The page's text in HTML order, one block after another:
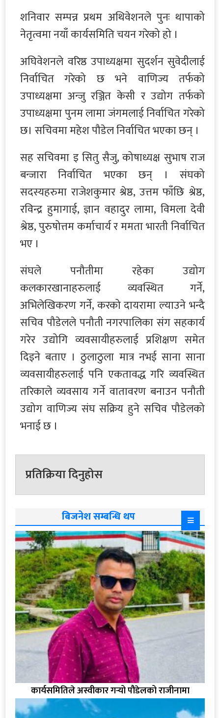
शनिवार सम्पन्न प्रथम अथिवेशनले पुनः थापाको
नेतृत्वमा नयाँ कार्यसमिति चयन गरेको हो ।
अघिवेशनले वरिष्ठ उपाध्यक्षमा सुदर्शन सुवेदीलाई
निर्वाचित गरेको छ भने वाणिज्य तर्फको
उपाध्यक्षमा अन्जु रञ्जित केसी र उद्योग तर्फको
उपाध्यक्षमा पुनम लामा जंगमलाई निर्वाचित गरेको
छ। सचिवमा महेश पौडेल निर्वाचित भएका छन् ।
सह सचिवमा इ सितु सैजु, कोषाध्यक्ष सुभाष राज
बन्जारा निर्वाचित भएका छन् । संघको
सदस्यहरुमा राजेशकुमार श्रेष्ठ, उत्तम फाँछि श्रेष्ठ,
रविन्द्र हुमागाई, ज्ञान वहादुर लामा, विमला देवी
श्रेष्ठ, पुरुषोत्तम कर्माचार्य र ममता भारती निर्वाचित
भए ।
संघले पनौतीमा रहेका उद्योग
कलकारखानाहरुलाई व्यवस्थित गर्ने,
अभिलेखिकरण गर्ने, करको दायरामा ल्याउने भन्दै
सचिव पौडेलले पनौती नगरपालिका संग सहकार्य
गरेर उद्योगि व्यवसायीहरुलाई प्रशिक्षण समेत
दिइने बताए । ठुलाठुला मात्र नभई साना साना
व्यवसायीहरुलाई पनि एकतावद्ध गरि व्यवस्थित
तरिकाले व्यवसाय गर्ने वातावरण बनाउन पनौती
उद्योग वाणिज्य संघ सक्रिय हुने सचिव पौडेलको
भनाई छ ।
प्रतिक्रिया दिनुहोस
बिजनेश सम्बन्धि थप
कार्यसमितिले अस्वीकार गर्‍यो पौडेलको राजीनामा